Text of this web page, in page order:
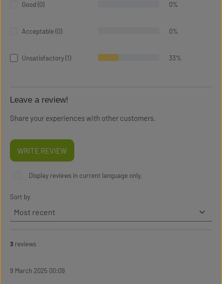
Good (0) 0%
Acceptable (0) 0%
Unsatisfactory (1) 33%
Leave a review!
Share your experiences with other customers.
WRITE REVIEW
Display reviews in current language only.
Sort by
3 reviews
9 March 2025 00:09